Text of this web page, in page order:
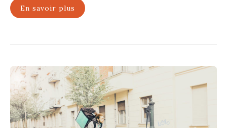
En savoir plus